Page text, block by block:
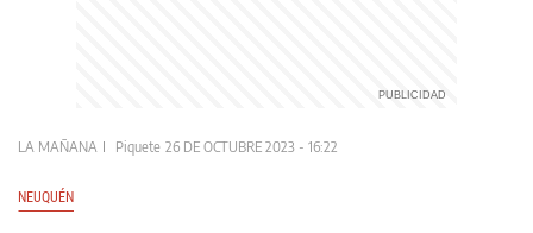
LA MAÑANA Piquete 26 DE OCTUBRE 2023 - 16:22
NEUQUÉN